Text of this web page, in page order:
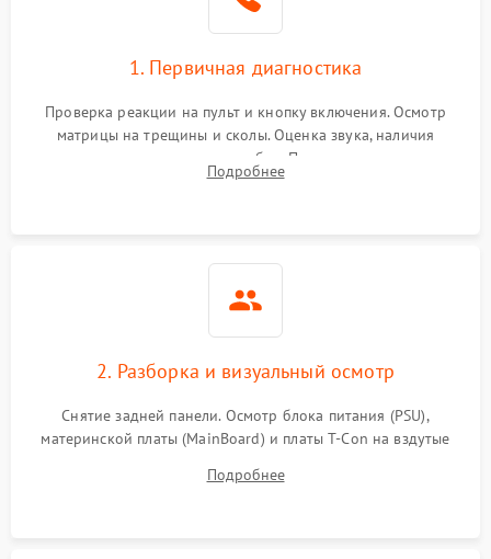
1. Первичная диагностика
Проверка реакции на пульт и кнопку включения. Осмотр
матрицы на трещины и сколы. Оценка звука, наличия
подсветки и индикаторов ошибок. Подключение тестовых
источников сигнала для выявления симптомов поломки.
Подробнее
2. Разборка и визуальный осмотр
Снятие задней панели. Осмотр блока питания (PSU),
материнской платы (MainBoard) и платы T-Con на вздутые
Проверка надежности фиксации и целостности шлейфов.
Подробнее